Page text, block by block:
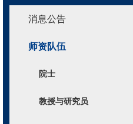
消息公告
师资队伍
院士
教授与研究员